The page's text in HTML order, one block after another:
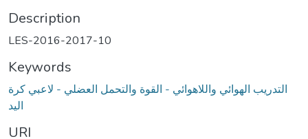
Description
LES-2016-2017-10
Keywords
التدريب الهوائي واللاهوائي - القوة والتحمل العضلي - لاعبي كرة
اليد
URI